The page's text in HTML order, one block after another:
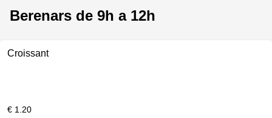
Berenars de 9h a 12h
Croissant
€ 1.20